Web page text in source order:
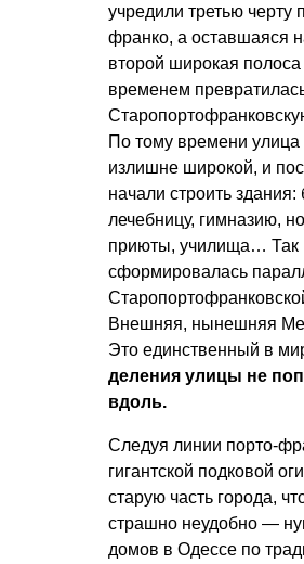
учредили третью черту
франко, а оставшаяся
второй широкая
временем
По тому времени улица
излишне широкой, и
начали строить здания:
лечебницу, гимназию,
приюты, училища… Так
сформировалась
Внешняя, нынешняя
Это единственный в
деления улицы не
вдоль.
Следуя линии порто-
гигантской подковой
старую часть города,
страшно неудобно —
домов в Одессе по